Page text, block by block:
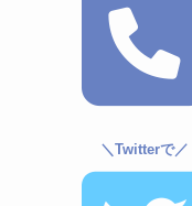
＼Twitterで／